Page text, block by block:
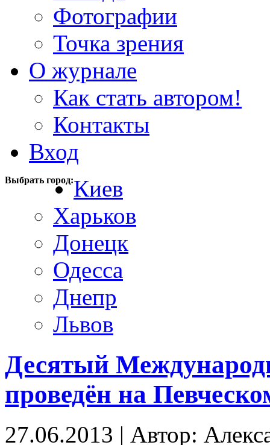
Фотографии
Точка зрения
О журнале
Как стать автором!
Контакты
Вход
Выбрать город:Киев
Харьков
Донецк
Одесса
Днепр
Львов
Десятый
проведён на
27.06.2013 | Автор: